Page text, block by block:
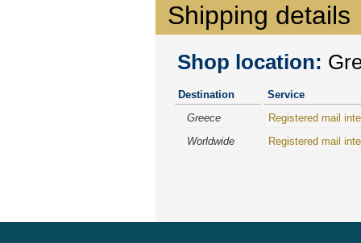
Shipping details
Shop location:
Destination
Service
Greece
Registered mail
Worldwide
Registered mail